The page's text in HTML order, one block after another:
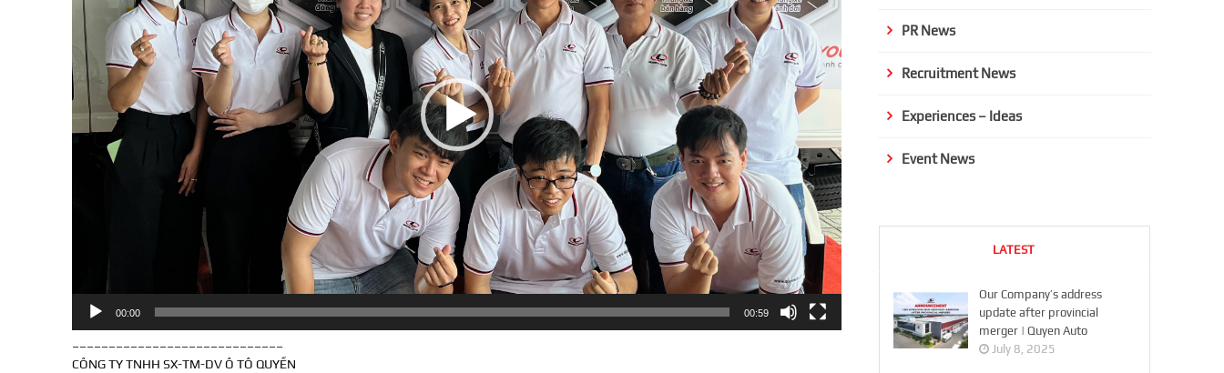
00:00 00:59
CÔNG TY TNHH SX-TM-DV Ô TÔ QUYỀN
PR News
Recruitment News
Experiences – Ideas
Event News
LATEST
Our Company’s address
update after provincial
merger | Quyen Auto
July 8, 2025